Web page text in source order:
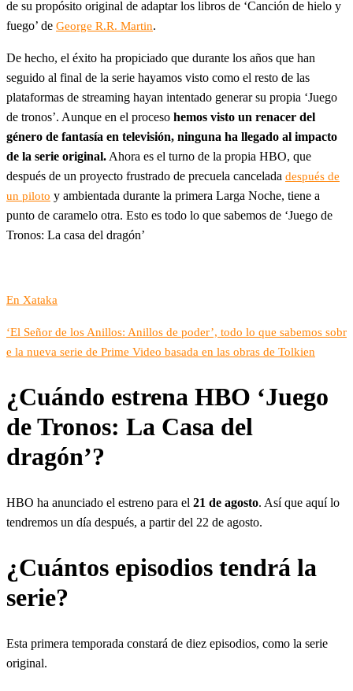
de su propósito original de adaptar los libros de ‘Canción de hielo y
fuego’ de George R.R. Martin.
De hecho, el éxito ha propiciado que durante los años que han
seguido al final de la serie hayamos visto como el resto de las
plataformas de streaming hayan intentado generar su propia ‘Juego
de tronos’. Aunque en el proceso hemos visto un renacer del
género de fantasía en televisión, ninguna ha llegado al impacto
de la serie original. Ahora es el turno de la propia HBO, que
después de un proyecto frustrado de precuela cancelada después de
un piloto y ambientada durante la primera Larga Noche, tiene a
punto de caramelo otra. Esto es todo lo que sabemos de ‘Juego de
Tronos: La casa del dragón’
En Xataka
‘El Señor de los Anillos: Anillos de poder’, todo lo que sabemos sobr
e la nueva serie de Prime Video basada en las obras de Tolkien
¿Cuándo estrena HBO ‘Juego
de Tronos: La Casa del
dragón’?
HBO ha anunciado el estreno para el 21 de agosto. Así que aquí lo
tendremos un día después, a partir del 22 de agosto.
¿Cuántos episodios tendrá la
serie?
Esta primera temporada constará de diez episodios, como la serie
original.